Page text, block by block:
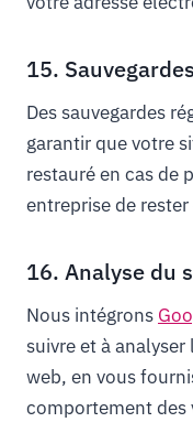
15.
Des sauvegardes
garantir que votre
restauré en cas de
entreprise de
16. Analyse du
Nous intégrons
suivre et à
web, en vous
comportement des